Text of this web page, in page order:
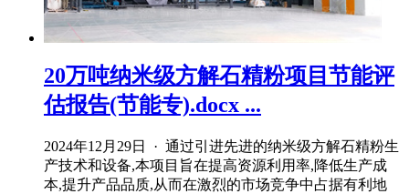
20万吨纳米级方解石精粉项目节能评
估报告(节能专).docx ...
2024年12月29日 · 通过引进先进的纳米级方解石精粉生
产技术和设备,本项目旨在提高资源利用率,降低生产成
本,提升产品品质,从而在激烈的市场竞争中占据有利地